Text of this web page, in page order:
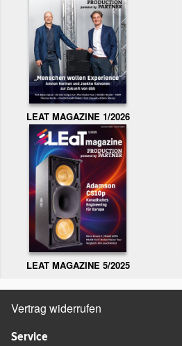
LEAT MAGAZINE 1/2026
LEAT MAGAZINE 5/2025
Vertrag widerrufen
Service